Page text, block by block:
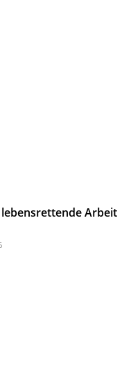
Arbeit